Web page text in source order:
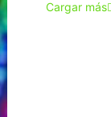
Cargar más